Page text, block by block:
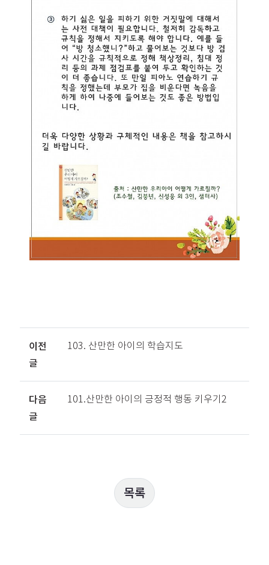
이전
글
103. 산만한 아이의 학습지도
다음
글
101.산만한 아이의 긍정적 행동 키우기2
목록